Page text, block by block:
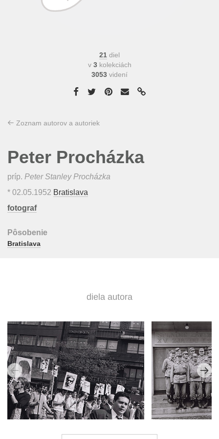
21 diel
v 3kolekciách
3053 videní
Zoznam autorov a autoriek
Peter Procházka
príp. Peter Stanley Procházka
* 02.05.1952 Bratislava
fotograf
Pôsobenie
Bratislava
diela autora